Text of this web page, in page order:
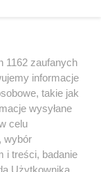
HOSTING
KONTAKT
1162 zaufanych
informacje
takie jak
wysyłane
celu
wybór
i treści, badanie
Użytkownika